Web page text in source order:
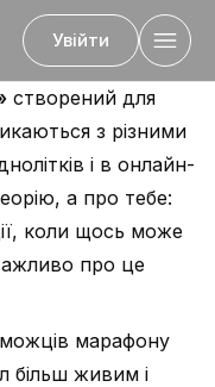
Увійти
створений для
з різними
і в онлайн-
а про тебе:
коли щось може
про це
марафону
більш живим і